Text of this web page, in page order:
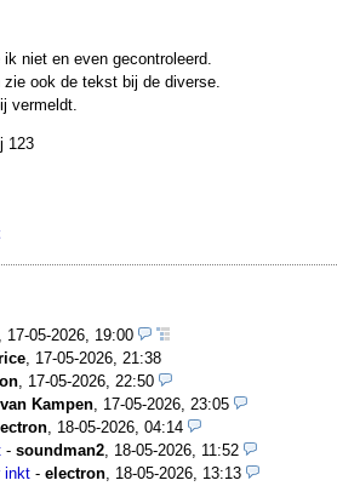
niet en even gecontroleerd.
ook de tekst bij de diverse.
vermeldt.
123
, 17-05-2026, 19:00
, 17-05-2026, 21:38
, 17-05-2026, 22:50
Kampen, 17-05-2026, 23:05
, 18-05-2026, 04:14
- soundman2, 18-05-2026, 11:52
inkt - electron, 18-05-2026, 13:13